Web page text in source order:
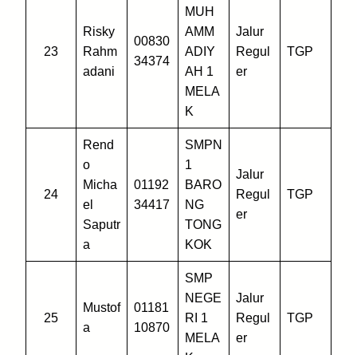
23
Risky
Rahm
adani
00830
34374
MUH
AMM
ADIY
AH 1
MELA
K
Jalur
Regul
er
TGP
24
Rend
o
Micha
el
Saputr
a
01192
34417
SMPN
1
BARO
NG
TONG
KOK
Jalur
Regul
er
TGP
25
Mustof
a
01181
10870
SMP
NEGE
RI 1
MELA
Jalur
Regul
er
TGP